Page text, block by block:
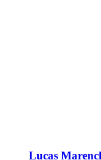
Lucas